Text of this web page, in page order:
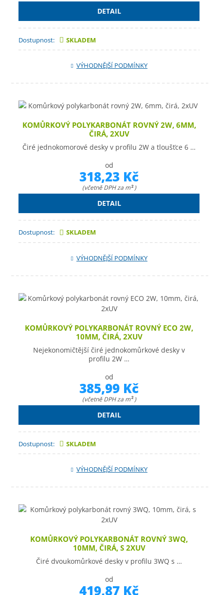
DETAIL
Dostupnost: SKLADEM
VÝHODNĚJŠÍ PODMÍNKY
KOMŮRKOVÝ POLYKARBONÁT ROVNÝ 2W, 6MM,
ČIRÁ, 2XUV
Čiré jednokomorové desky v profilu 2W a tloušťce 6 …
od
318,23 Kč
(včetně DPH za m 2 )
DETAIL
Dostupnost: SKLADEM
VÝHODNĚJŠÍ PODMÍNKY
KOMŮRKOVÝ POLYKARBONÁT ROVNÝ ECO 2W,
10MM, ČIRÁ, 2XUV
Nejekonomičtější čiré jednokomůrkové desky v
profilu 2W …
od
385,99 Kč
(včetně DPH za m 2 )
DETAIL
Dostupnost: SKLADEM
VÝHODNĚJŠÍ PODMÍNKY
KOMŮRKOVÝ POLYKARBONÁT ROVNÝ 3WQ,
10MM, ČIRÁ, S 2XUV
Čiré dvoukomůrkové desky v profilu 3WQ s …
od
419,87 Kč